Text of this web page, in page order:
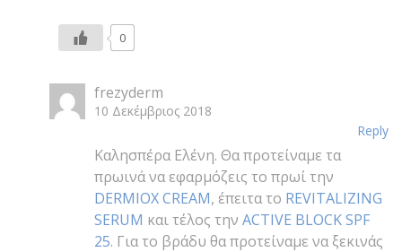
0
frezyderm
10 Δεκέμβριος 2018
Reply
Καλησπέρα Ελένη. Θα προτείναμε τα
πρωινά να εφαρμόζεις το πρωί την
DERMIOX CREAM, έπειτα το REVITALIZING
SERUM και τέλος την ACTIVE BLOCK SPF
25. Για το βράδυ θα προτείναμε να ξεκινάς